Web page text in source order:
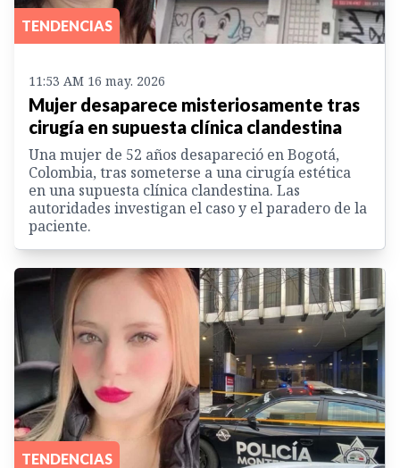
TENDENCIAS
11:53 AM 16 may. 2026
Mujer desaparece misteriosamente tras
cirugía en supuesta clínica clandestina
Una mujer de 52 años desapareció en Bogotá,
Colombia, tras someterse a una cirugía estética
en una supuesta clínica clandestina. Las
autoridades investigan el caso y el paradero de la
paciente.
TENDENCIAS